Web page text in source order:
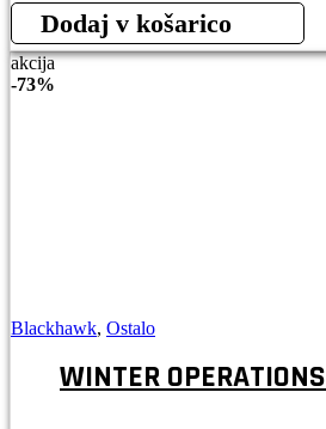
Dodaj v košarico
akcija
-73%
Blackhawk, Ostalo
WINTER